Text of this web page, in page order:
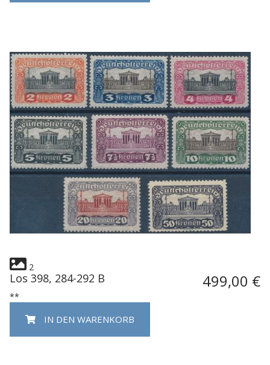
2
Los 398, 284-292 B 499,00 €
**
IN DEN WARENKORB